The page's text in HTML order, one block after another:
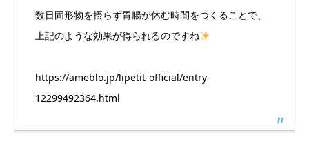
数日固形物を摂らず胃腸が休む時間をつくることで、
上記のような効果が得られるのですね
https://ameblo.jp/lipetit-official/entry-
12299492364.html